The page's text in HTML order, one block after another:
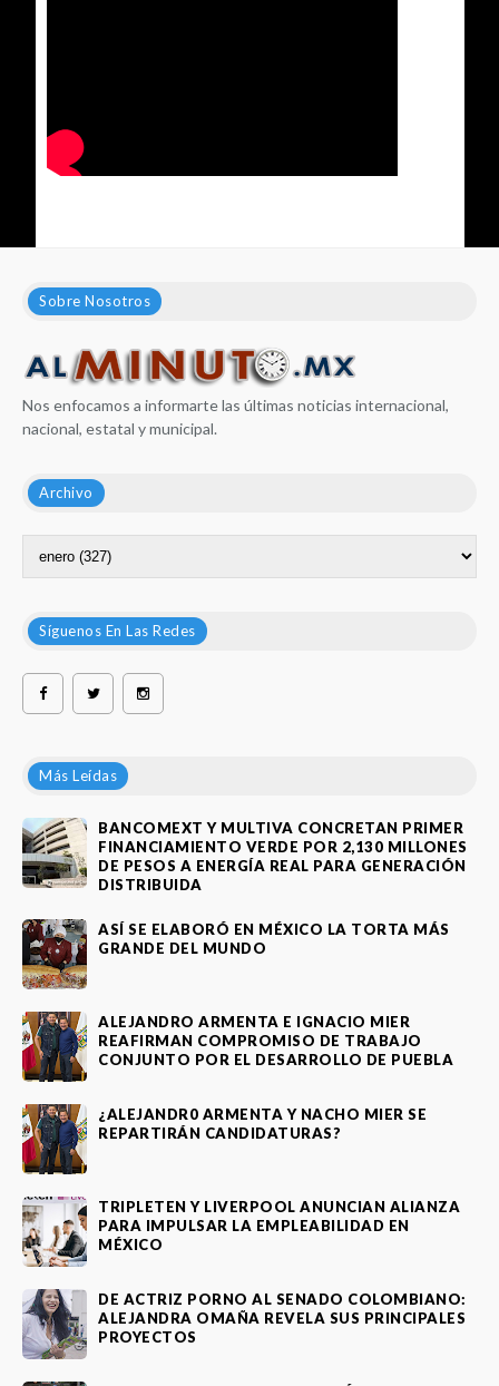
Sobre Nosotros
Nos enfocamos a informarte las últimas noticias internacional,
nacional, estatal y municipal.
Archivo
Síguenos En Las Redes
Más Leídas
BANCOMEXT Y MULTIVA CONCRETAN PRIMER
FINANCIAMIENTO VERDE POR 2,130 MILLONES
DE PESOS A ENERGÍA REAL PARA GENERACIÓN
DISTRIBUIDA
ASÍ SE ELABORÓ EN MÉXICO LA TORTA MÁS
GRANDE DEL MUNDO
ALEJANDRO ARMENTA E IGNACIO MIER
REAFIRMAN COMPROMISO DE TRABAJO
CONJUNTO POR EL DESARROLLO DE PUEBLA
¿ALEJANDR0 ARMENTA Y NACHO MIER SE
REPARTIRÁN CANDIDATURAS?
TRIPLETEN Y LIVERPOOL ANUNCIAN ALIANZA
PARA IMPULSAR LA EMPLEABILIDAD EN
MÉXICO
DE ACTRIZ PORNO AL SENADO COLOMBIANO:
ALEJANDRA OMAÑA REVELA SUS PRINCIPALES
PROYECTOS